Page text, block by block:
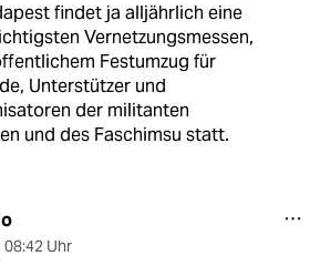
findet ja alljährlich eine
Vernetzungsmessen,
Festumzug für
Unterstützer und
der militanten
und des Faschimsu statt.
08:42 Uhr